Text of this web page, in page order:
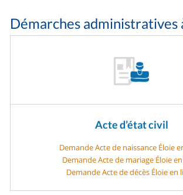
Démarches administratives
Acte d’état civil
Demande Acte de naissance Éloie
Demande Acte de mariage Éloie
Demande Acte de décès Éloie en